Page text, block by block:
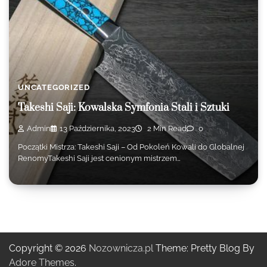
UNCATEGORIZED
Takeshi Saji: Kowalska Symfonia Stali i Sztuki
Admin 13 Października, 2023 2 Min Read 0
Początki Mistrza: Takeshi Saji – Od Pokoleń Kowali do Globalnej
RenomyTakeshi Saji jest cenionym mistrzem…
Copyright © 2026 Nozownicza.plTheme: Pretty Blog By
Adore Themes.